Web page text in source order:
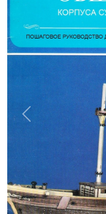
Предыдущий